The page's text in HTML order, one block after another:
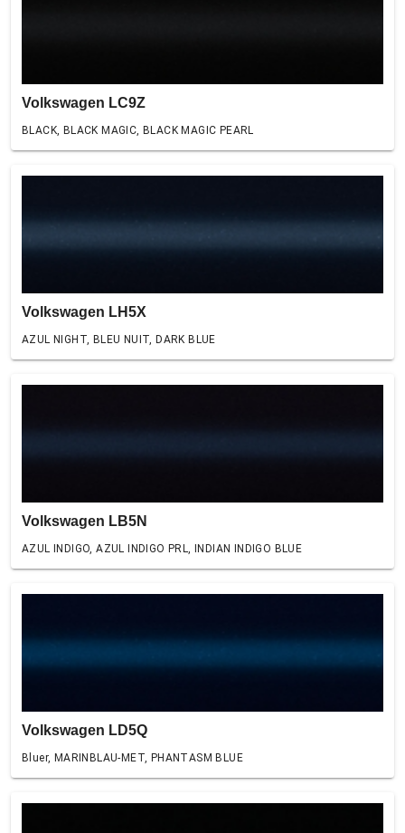
Volkswagen LC9Z
BLACK, BLACK MAGIC, BLACK MAGIC PEARL
Volkswagen LH5X
AZUL NIGHT, BLEU NUIT, DARK BLUE
Volkswagen LB5N
AZUL INDIGO, AZUL INDIGO PRL, INDIAN INDIGO BLUE
Volkswagen LD5Q
Bluer, MARINBLAU-MET, PHANTASM BLUE